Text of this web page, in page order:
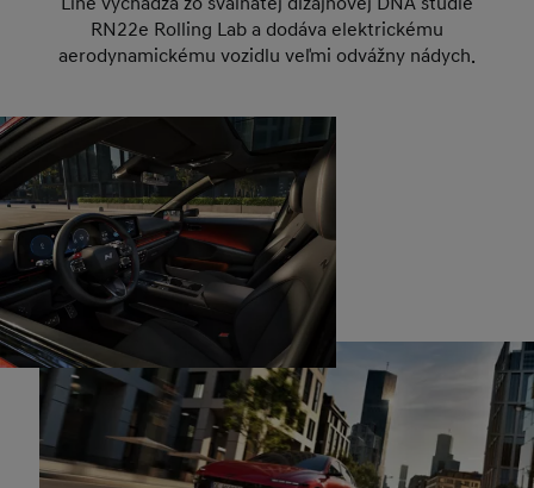
RN22e Rolling Lab a dodáva elektrickému
aerodynamickému vozidlu veľmi odvážny nádych.